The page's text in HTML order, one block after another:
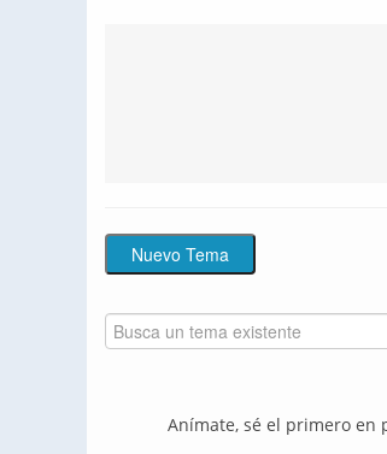
Anímate, sé el primero en